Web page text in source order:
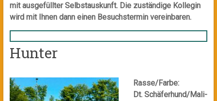
mit ausgefüllter Selbstauskunft. Die zuständige Kollegin
wird mit Ihnen dann einen Besuchstermin vereinbaren.
Hunter
Rasse/Farbe:
Dt. Schäferhund/Mali-